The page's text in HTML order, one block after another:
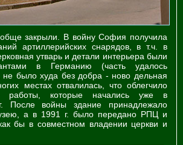
закрыли. В войну София получила
артиллерийских снарядов, в т.ч. в
утварь и детали интерьера были
в Германию (часть удалось
не было худа без добра - ново дельная
местах отвалилась, что облегчило
работы, которые начались уже в
После войны здание принадлежало
а в 1991 г. было передано РПЦ и
бы в совместном владении церкви и